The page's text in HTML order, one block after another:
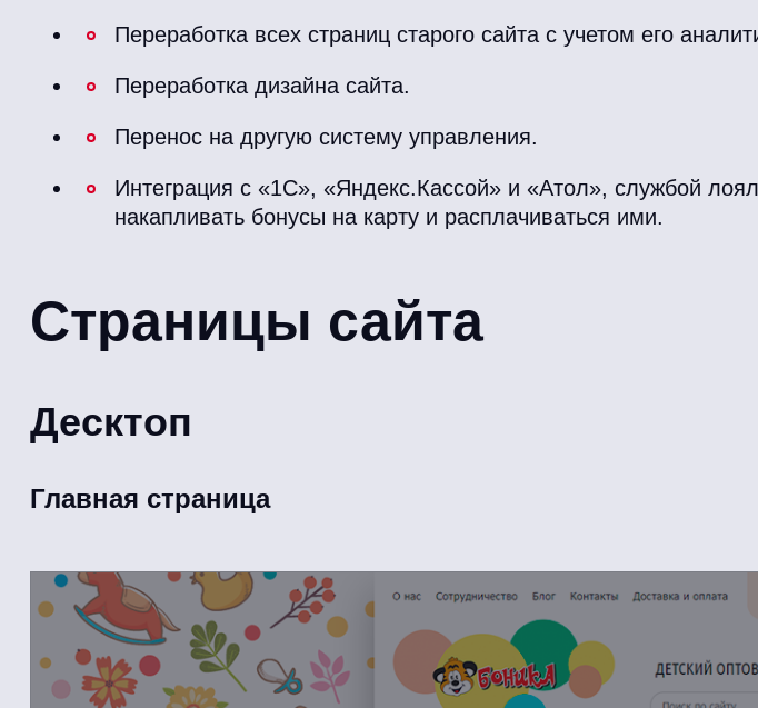
Переработка всех страниц старого сайта с учетом его
Переработка дизайна сайта.
Перенос на другую систему управления.
Интеграция с «1C», «Яндекс.Кассой» и «Атол», службой
накапливать бонусы на карту и расплачиваться ими.
Страницы сайта
Десктоп
Главная страница